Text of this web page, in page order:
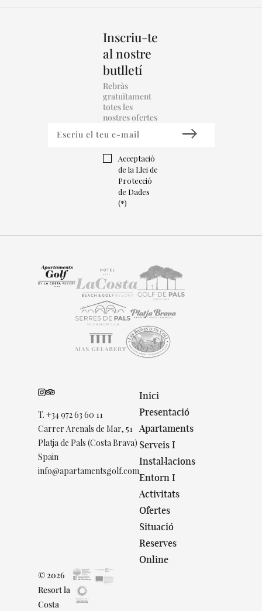
Inscriu-te
al nostre
butlletí
Rebràs
gratuïtament
totes les
nostres ofertes
Acceptació
de la Llei de
Protecció
de Dades
(*)
T. +34 972 63 60 11
Carrer Arenals de Mar, 51
Platja de Pals (Costa Brava)
Spain
info@apartamentsgolf.com
Inici
Presentació
Apartaments
Serveis I
Instal·lacions
Entorn I
Activitats
Ofertes
Situació
Reserves
Online
© 2026
Resort la
Costa